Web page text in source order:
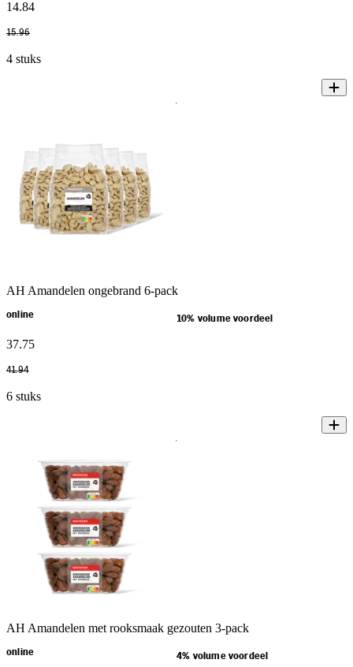
14.84
15.96
4 stuks
AH Amandelen ongebrand 6-pack
online 10% volume voordeel
37.75
41.94
6 stuks
AH Amandelen met rooksmaak gezouten 3-pack
online 4% volume voordeel